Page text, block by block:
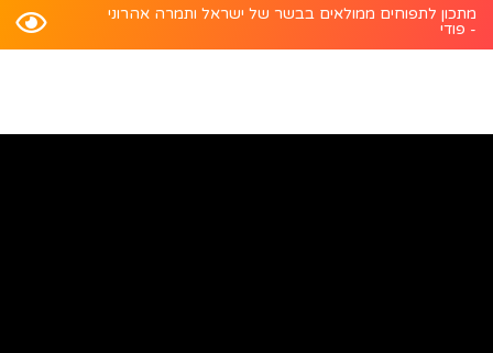
מתכון לתפוחים ממולאים בבשר של ישראל ותמרה אהרוני
- פודי